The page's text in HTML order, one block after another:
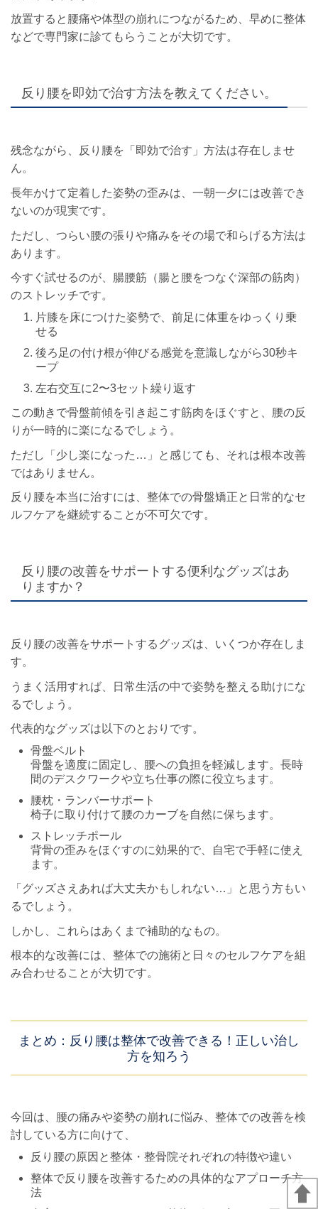
放置すると腰痛や体型の崩れにつながるため、早めに整体
などで専門家に診てもらうことが大切です。
反り腰を即効で治す方法を教えてください。
残念ながら、反り腰を「即効で治す」方法は存在しませ
ん。
長年かけて定着した姿勢の歪みは、一朝一夕には改善でき
ないのが現実です。
ただし、つらい腰の張りや痛みをその場で和らげる方法は
あります。
今すぐ試せるのが、腸腰筋（腸と腰をつなぐ深部の筋肉）
のストレッチです。
片膝を床につけた姿勢で、前足に体重をゆっくり乗
せる
後ろ足の付け根が伸びる感覚を意識しながら30秒キ
ープ
左右交互に2〜3セット繰り返す
この動きで骨盤前傾を引き起こす筋肉をほぐすと、腰の反
りが一時的に楽になるでしょう。
ただし「少し楽になった…」と感じても、それは根本改善
ではありません。
反り腰を本当に治すには、整体での骨盤矯正と日常的なセ
ルフケアを継続することが不可欠です。
反り腰の改善をサポートする便利なグッズはあ
りますか？
反り腰の改善をサポートするグッズは、いくつか存在しま
す。
うまく活用すれば、日常生活の中で姿勢を整える助けにな
るでしょう。
代表的なグッズは以下のとおりです。
骨盤ベルト
骨盤を適度に固定し、腰への負担を軽減します。長時
間のデスクワークや立ち仕事の際に役立ちます。
腰枕・ランバーサポート
椅子に取り付けて腰のカーブを自然に保ちます。
ストレッチポール
背骨の歪みをほぐすのに効果的で、自宅で手軽に使え
ます。
「グッズさえあれば大丈夫かもしれない…」と思う方もい
るでしょう。
しかし、これらはあくまで補助的なもの。
根本的な改善には、整体での施術と日々のセルフケアを組
み合わせることが大切です。
まとめ：反り腰は整体で改善できる！正しい治し
方を知ろう
今回は、腰の痛みや姿勢の崩れに悩み、整体での改善を検
討している方に向けて、
反り腰の原因と整体・整骨院それぞれの特徴や違い
整体で反り腰を改善するための具体的なアプローチ方
法